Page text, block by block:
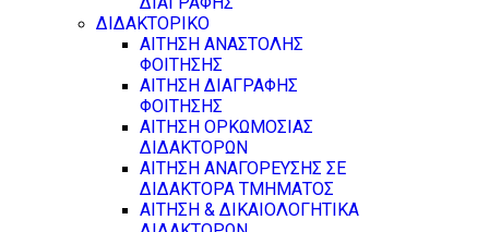
ΔΙΔΑΚΤΟΡΙΚΟ
ΑΙΤΗΣΗ ΑΝΑΣΤΟΛΗΣ
ΦΟΙΤΗΣΗΣ
ΑΙΤΗΣΗ ΔΙΑΓΡΑΦΗΣ
ΦΟΙΤΗΣΗΣ
ΑΙΤΗΣΗ ΟΡΚΩΜΟΣΙΑΣ
ΔΙΔΑΚΤΟΡΩΝ
ΑΙΤΗΣΗ ΑΝΑΓΟΡΕΥΣΗΣ ΣΕ
ΔΙΔΑΚΤΟΡΑ ΤΜΗΜΑΤΟΣ
ΑΙΤΗΣΗ & ΔΙΚΑΙΟΛΟΓΗΤΙΚΑ